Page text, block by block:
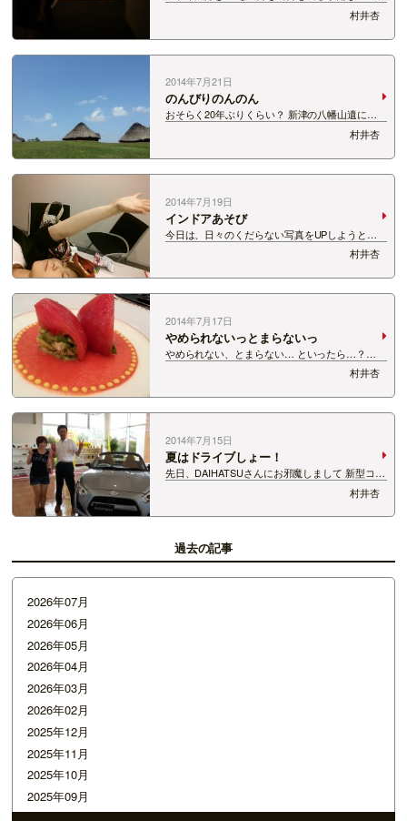
い！ 想い出のマーニーも早く見たいよぉぉぉぉ
そんな中、 新潟県立万代島美術館で開催されてい
る 近藤喜文展に行ってきました！ 近藤さんが手
がけたジブリ作品はもちろん、 近藤さん…
村井杏
2014年7月21日
のんびりのんのん
おそらく20年ぶりくらい？ 新津の八幡山遺に行
ってきました。 小学校の頃に遠足で行った気がし
ます。 その時の記憶より遥かにキレイになってい
ました。 何かの物語に出てきそうな感じ。 そし
てなんだかおいしそう。 たけのこの山…
村井杏
2014年7月19日
インドアあそび
今日は、日々のくだらない写真をUPしようと思
います。 最近しばらくパー通アップしてなかった
から あわてて連続でUPしてるとか。。。 そんな
んじゃないんだからねっ まず、これ。 広い部屋
に一人だと、無駄にテーブルの上とかで…
村井杏
2014年7月17日
やめられないっとまらないっ
やめられない、とまらない… といったら…？
か？？ か？？ かっぱ…？ あれも美味しくて止ま
らないですが、 あれも含めて止まらないのは 私
の食欲。 食べる！ 食べる！ 食べる！ 食べる！
食べる！ 食べる！ 食べる！ 食…
村井杏
2014年7月15日
夏はドライブしょー！
先日、DAIHATSUさんにお邪魔しまして 新型コペ
ンの魅力を聞いてきた訳ですけども。 軽なのにオ
ープンスポーツカーってことで 大変びっくりして
いる次第でございます！ この時は試乗する時間が
村井杏
過去の記事
2026年07月
2026年06月
2026年05月
2026年04月
2026年03月
2026年02月
2025年12月
2025年11月
2025年10月
2025年09月